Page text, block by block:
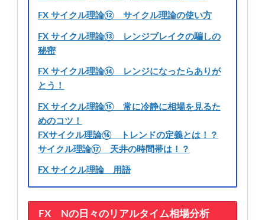
FX サイクル理論⑫ サイクル理論の使い方
FX サイクル理論⑬ レンジブレイクの騙しの
秘密
FX サイクル理論⑭ レンジになったらありが
とう！
FX サイクル理論⑮ 常に冷静に相場を見るた
めのコツ！
FXサイクル理論⑯ トレンドの定義とは！？
サイクル理論⑰ 天井の時間帯は！？
FX サイクル理論 用語
FX Nの日々のリアルタイム相場分析